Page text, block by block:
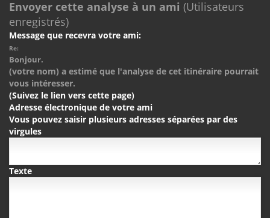
Envoyer cette analyse à un ami (Utilisateurs
enregistrés)
Message que recevra votre ami:
Re:
Bonjour.
(votre nom) a estimé que l'analyse de cet itinéraire pourrait
vous intéresser.
(Suivez le lien vers cette page)
Adresse électronique de votre ami
Vous pouvez saisir plusieurs adresses séparées par des
virgules
Texte